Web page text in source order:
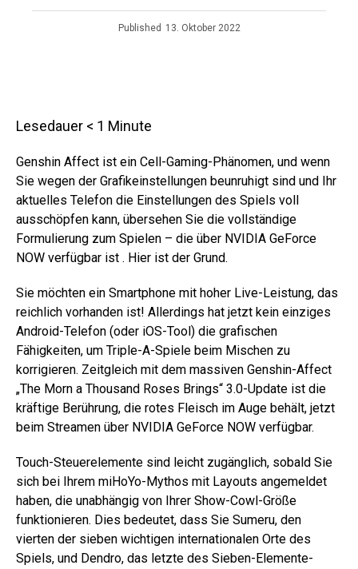
Published 13. Oktober 2022
Lesedauer < 1 Minute
Genshin Affect ist ein Cell-Gaming-Phänomen, und wenn
Sie wegen der Grafikeinstellungen beunruhigt sind und Ihr
aktuelles Telefon die Einstellungen des Spiels voll
ausschöpfen kann, übersehen Sie die vollständige
Formulierung zum Spielen – die über NVIDIA GeForce
NOW verfügbar ist . Hier ist der Grund.
Sie möchten ein Smartphone mit hoher Live-Leistung, das
reichlich vorhanden ist! Allerdings hat jetzt kein einziges
Android-Telefon (oder iOS-Tool) die grafischen
Fähigkeiten, um Triple-A-Spiele beim Mischen zu
korrigieren. Zeitgleich mit dem massiven Genshin-Affect
„The Morn a Thousand Roses Brings“ 3.0-Update ist die
kräftige Berührung, die rotes Fleisch im Auge behält, jetzt
beim Streamen über NVIDIA GeForce NOW verfügbar.
Touch-Steuerelemente sind leicht zugänglich, sobald Sie
sich bei Ihrem miHoYo-Mythos mit Layouts angemeldet
haben, die unabhängig von Ihrer Show-Cowl-Größe
funktionieren. Dies bedeutet, dass Sie Sumeru, den
vierten der sieben wichtigen internationalen Orte des
Spiels, und Dendro, das letzte des Sieben-Elemente-